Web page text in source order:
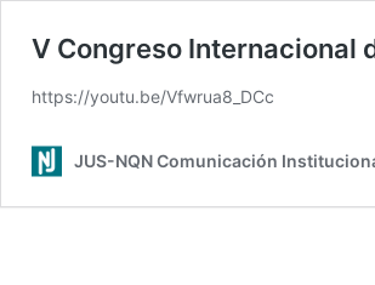
V Congreso Internacional
https://youtu.be/Vfwrua8_DCc
JUS-NQN Comunicación